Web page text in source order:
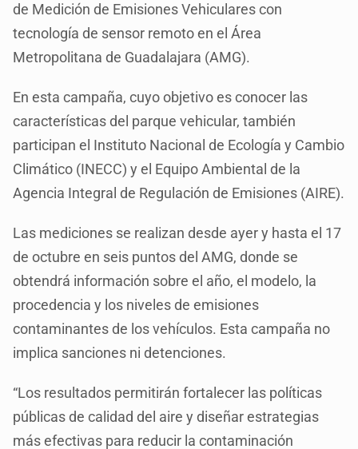
de Medición de Emisiones Vehiculares con
tecnología de sensor remoto en el Área
Metropolitana de Guadalajara (AMG).
En esta campaña, cuyo objetivo es conocer las
características del parque vehicular, también
participan el Instituto Nacional de Ecología y Cambio
Climático (INECC) y el Equipo Ambiental de la
Agencia Integral de Regulación de Emisiones (AIRE).
Las mediciones se realizan desde ayer y hasta el 17
de octubre en seis puntos del AMG, donde se
obtendrá información sobre el año, el modelo, la
procedencia y los niveles de emisiones
contaminantes de los vehículos. Esta campaña no
implica sanciones ni detenciones.
“Los resultados permitirán fortalecer las políticas
públicas de calidad del aire y diseñar estrategias
más efectivas para reducir la contaminación